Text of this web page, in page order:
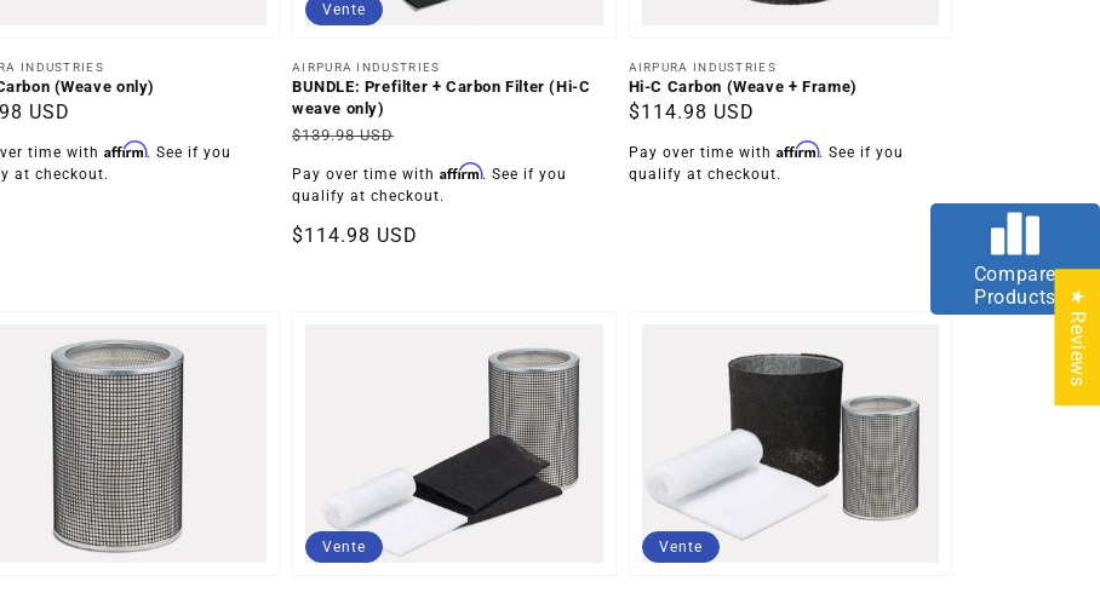
:
INDUSTRIES
(Weave only)
USD
time with Affirm. See if you
at checkout.
Distributeur :
AIRPURA INDUSTRIES
BUNDLE: Prefilter + Carbon Filter (Hi-C
weave only)
Prix
habituel
$139.98 USD
Pay over time with Affirm. See if you
qualify at checkout.
Prix
soldé
$114.98 USD
Vente
Distributeur :
AIRPURA INDUSTRIES
Hi-C Carbon (Weave + Frame)
Prix
habituel
$114.98 USD
Pay over time with Affirm. See if you
qualify at checkout.
Vente Vente
★ Reviews
Compare
Products